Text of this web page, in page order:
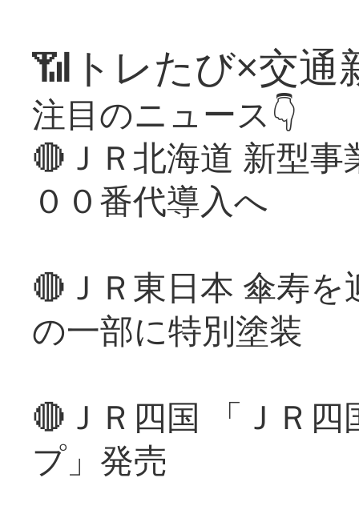
📶トレたび×交通
注目のニュース👇
🔴ＪＲ北海道 新型
００番代導入へ
🔴ＪＲ東日本 傘寿
の一部に特別塗装
🔴ＪＲ四国 「ＪＲ
プ」発売